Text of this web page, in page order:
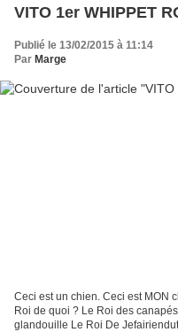
VITO 1er WHIPPET
Publié le 13/02/2015 à 11:14
Par Marge
Ceci est un chien. Ceci est MON
Roi de quoi ? Le Roi des
glandouille Le Roi De